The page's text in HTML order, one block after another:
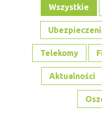
Wszystkie
Telekomy
Aktualności